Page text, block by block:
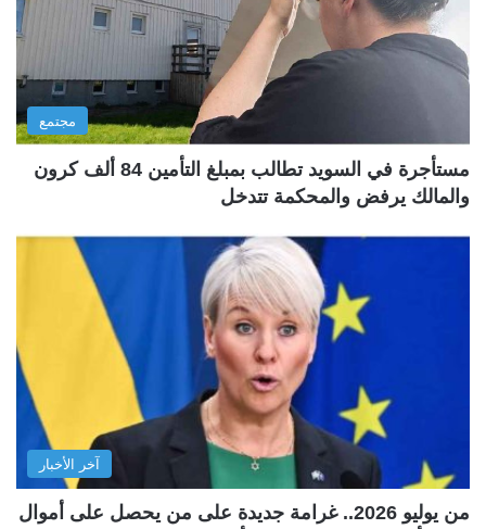
مجتمع
مستأجرة في السويد تطالب بمبلغ التأمين 84 ألف كرون
والمالك يرفض والمحكمة تتدخل
آخر الأخبار
من يوليو 2026.. غرامة جديدة على من يحصل على أموال